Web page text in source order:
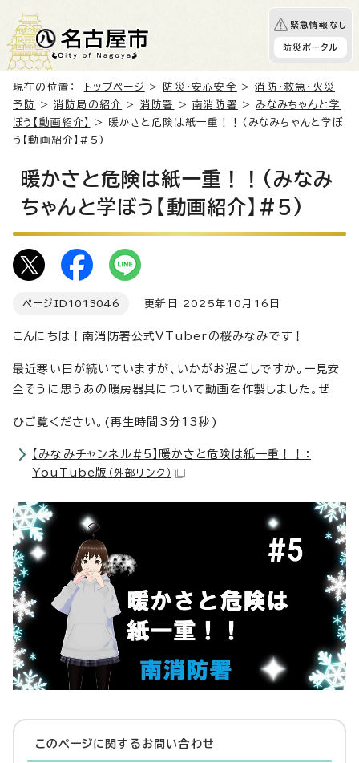
緊急情報なし
防災ポータル
現在の位置： トップページ > 防災・安心安全 >消防・救急・火災
予防
>消防局の紹介 > 消防署 >南消防署 > みなみちゃんと学
ぼう【動画紹介】
> 暖かさと危険は紙一重！！(みなみちゃんと学ぼ
う【動画紹介】#5)
暖かさと危険は紙一重！！(みなみ
ちゃんと学ぼう【動画紹介】#5)
ページID 1013046 更新日 2025年10月16日
こんにちは！南消防署公式VTuberの桜みなみです！
最近寒い日が続いていますが、いかがお過ごしですか。一見安
全そうに思うあの暖房器具について動画を作製しました。ぜ
ひご覧ください。(再生時間3分13秒)
【みなみチャンネル#5】暖かさと危険は紙一重！！：
YouTube版 （外部リンク）
このページに関する お問い合わせ